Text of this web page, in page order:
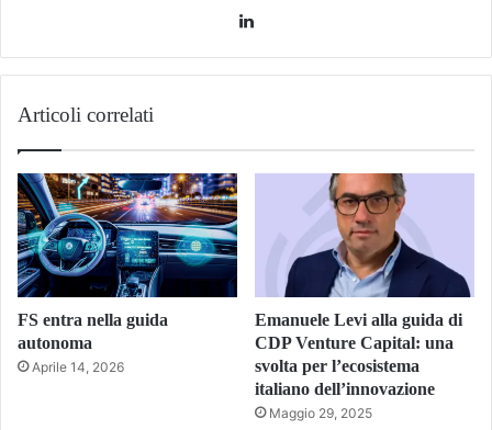
Articoli correlati
FS entra nella guida
autonoma
Aprile 14, 2026
Emanuele Levi alla guida di
CDP Venture Capital: una
svolta per l’ecosistema
italiano dell’innovazione
Maggio 29, 2025